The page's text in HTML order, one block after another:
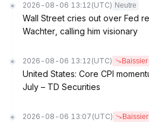
2026-08-06 13:12 (UTC) Neutre
Wall Street cries out over Fed
Wachter, calling him visionary
2026-08-06 13:12 (UTC) Baissier
United States: Core CPI
July – TD Securities
2026-08-06 13:07 (UTC) Baissier